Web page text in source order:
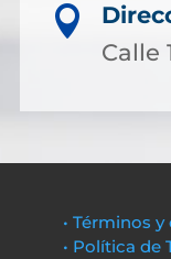

Calle
• Términos
• Política de